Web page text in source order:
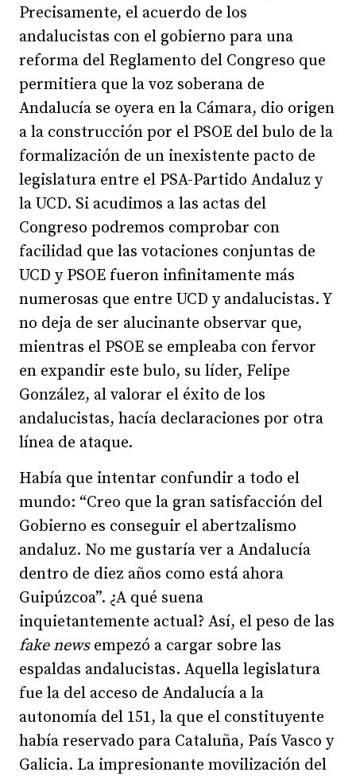
Precisamente, el acuerdo de los
andalucistas con el gobierno para una
reforma del Reglamento del Congreso que
permitiera que la voz soberana de
Andalucía se oyera en la Cámara, dio origen
a la construcción por el PSOE del bulo de la
formalización de un inexistente pacto de
legislatura entre el PSA-Partido Andaluz y
la UCD. Si acudimos a las actas del
Congreso podremos comprobar con
facilidad que las votaciones conjuntas de
UCD y PSOE fueron infinitamente más
numerosas que entre UCD y andalucistas. Y
no deja de ser alucinante observar que,
mientras el PSOE se empleaba con fervor
en expandir este bulo, su líder, Felipe
González, al valorar el éxito de los
andalucistas, hacía declaraciones por otra
línea de ataque.
Había que intentar confundir a todo el
mundo: “Creo que la gran satisfacción del
Gobierno es conseguir el abertzalismo
andaluz. No me gustaría ver a Andalucía
dentro de diez años como está ahora
Guipúzcoa”. ¿A qué suena
inquietantemente actual? Así, el peso de las
fake newsempezó a cargar sobre las
espaldas andalucistas. Aquella legislatura
fue la del acceso de Andalucía a la
autonomía del 151, la que el constituyente
había reservado para Cataluña, País Vasco y
Galicia. La impresionante movilización del